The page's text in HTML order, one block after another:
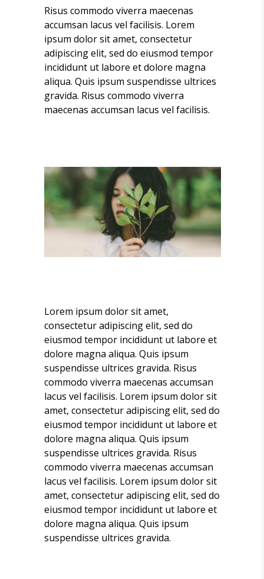
Risus commodo viverra maecenas
accumsan lacus vel facilisis. Lorem
ipsum dolor sit amet, consectetur
adipiscing elit, sed do eiusmod tempor
incididunt ut labore et dolore magna
aliqua. Quis ipsum suspendisse ultrices
gravida. Risus commodo viverra
maecenas accumsan lacus vel facilisis.
Lorem ipsum dolor sit amet,
consectetur adipiscing elit, sed do
eiusmod tempor incididunt ut labore et
dolore magna aliqua. Quis ipsum
suspendisse ultrices gravida. Risus
commodo viverra maecenas accumsan
lacus vel facilisis. Lorem ipsum dolor sit
amet, consectetur adipiscing elit, sed do
eiusmod tempor incididunt ut labore et
dolore magna aliqua. Quis ipsum
suspendisse ultrices gravida. Risus
commodo viverra maecenas accumsan
lacus vel facilisis. Lorem ipsum dolor sit
amet, consectetur adipiscing elit, sed do
eiusmod tempor incididunt ut labore et
dolore magna aliqua. Quis ipsum
suspendisse ultrices gravida.